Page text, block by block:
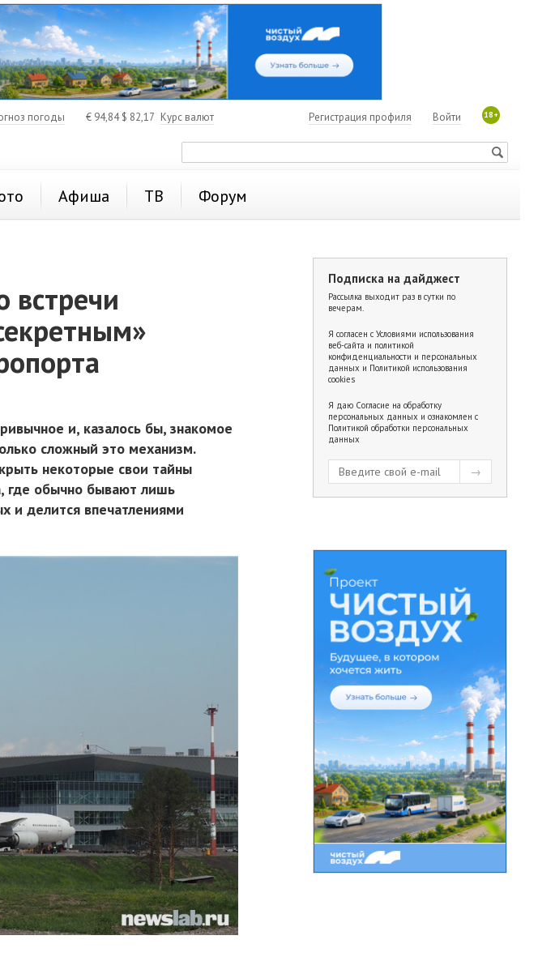
погоды € 94,84$ 82,17 Курс валют 18+
Войти
Регистрация профиля
Афиша ТВ Форум
встречи
и, казалось бы, знакомое
сложный это механизм.
некоторые свои тайны
где обычно бывают лишь
и делится впечатлениями
Подписка на дайджест
Рассылка выходит раз в сутки по
вечерам.
Я согласен с Условиями использования
веб-сайта и политикой
конфиденциальности и персональных
данных и Политикой использования
cookies
Я даю Согласие на обработку
персональных данных и ознакомлен с
Политикой обработки персональных
данных